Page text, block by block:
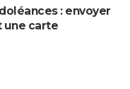
: envoyer
une carte